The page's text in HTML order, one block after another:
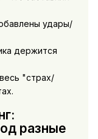
удары/
держится
"страх/
разные